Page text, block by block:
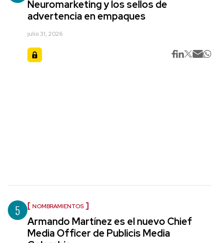
Neuromarketing y los sellos de
advertencia en empaques
julio 31, 2026
5 NOMBRAMIENTOS
Armando Martínez es el nuevo Chief
Media Officer de Publicis Media